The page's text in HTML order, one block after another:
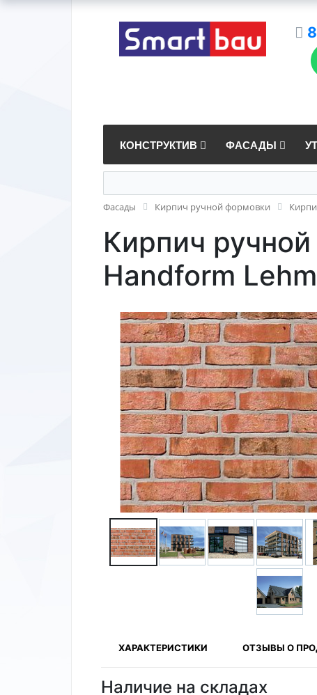
КОНСТРУКТИВ ФАСАДЫ
Фасады Кирпич ручной формовки
Кирпич
Handform
ХАРАКТЕРИСТИКИ ОТЗЫВЫ О
Наличие на складах